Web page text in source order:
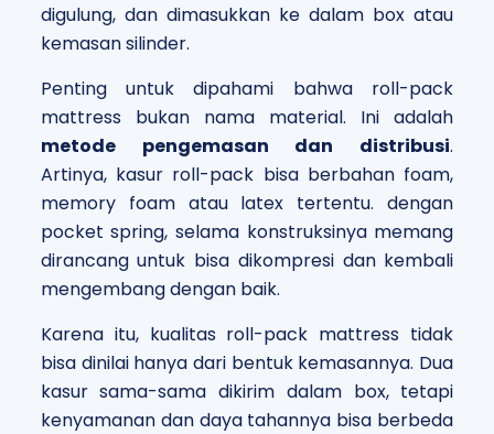
digulung, dan dimasukkan ke dalam box atau
kemasan silinder.
Penting untuk dipahami bahwa roll-pack
mattress bukan nama material. Ini adalah
metode pengemasan dan distribusi.
Artinya, kasur roll-pack bisa berbahan foam,
memory foam atau latex tertentu. dengan
pocket spring, selama konstruksinya memang
dirancang untuk bisa dikompresi dan kembali
mengembang dengan baik.
Karena itu, kualitas roll-pack mattress tidak
bisa dinilai hanya dari bentuk kemasannya. Dua
kasur sama-sama dikirim dalam box, tetapi
kenyamanan dan daya tahannya bisa berbeda